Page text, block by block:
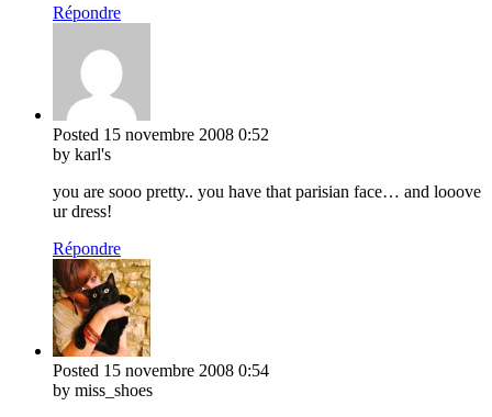
Répondre
Posted 15 novembre 2008 0:52
by karl's
you are sooo pretty.. you have that parisian face… and looove
ur dress!
Répondre
Posted 15 novembre 2008 0:54
by miss_shoes